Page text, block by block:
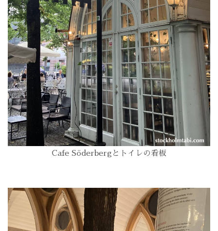
Cafe Söderbergとトイレの看板